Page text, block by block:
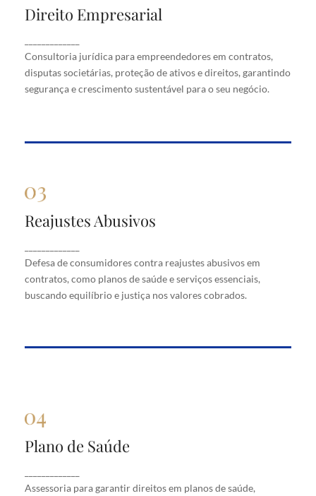
Direito Empresarial
Consultoria jurídica para empreendedores em contratos,
disputas societárias, proteção de ativos e direitos, garantindo
segurança e crescimento sustentável para o seu negócio.
Direito Empresarial
contratos, disputas societárias, proteção de ativos
e direitos, garantindo segurança e crescimento
sustentável para o seu negócio.
Reajustes Abusivos
Defesa de consumidores contra reajustes abusivos em
contratos, como planos de saúde e serviços essenciais,
buscando equilíbrio e justiça nos valores cobrados.
Reajustes Abusivos
em contratos, como planos de saúde e serviços
essenciais, buscando equilíbrio e justiça nos valores
cobrados.
Plano de Saúde
Assessoria para garantir direitos em planos de saúde,
Plano de Saúde
saúde, incluindo negativas de cobertura, reajustes
indevidos e acesso a tratamentos essenciais para a